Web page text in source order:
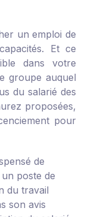
un emploi de
Et ce
dans votre
groupe auquel
du salarié des
proposées,
pour
de
poste de
du travail
son avis